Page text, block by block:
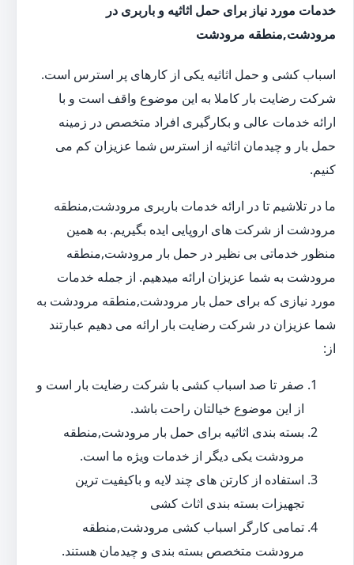
خدمات مورد نیاز برای حمل اثاثیه و باربری در
مرودشت,منطقه مرودشت
اسباب کشی و حمل اثاثیه یکی از کارهای پر استرس است.
شرکت رضایت بار کاملا به این موضوع واقف است و با
ارائه خدمات عالی و بکارگیری افراد متخصص در زمینه
حمل بار و چیدمان اثاثیه از استرس شما عزیزان کم می
کنیم.
ما در تلاشیم تا در ارائه خدمات باربری مرودشت,منطقه
مرودشت از شرکت های اروپایی ایده بگیریم. به همین
منظور خدماتی بی نظیر در حمل بار مرودشت,منطقه
مرودشت به شما عزیزان ارائه میدهیم. از جمله خدمات
مورد نیازی که برای حمل بار مرودشت,منطقه مرودشت به
شما عزیزان در شرکت رضایت بار ارائه می دهیم عبارتند
از:
صفر تا صد اسباب کشی با شرکت رضایت بار است و
از این موضوع خیالتان راحت باشد.
بسته بندی اثاثیه برای حمل بار مرودشت,منطقه
مرودشت یکی دیگر از خدمات ویژه ما است.
استفاده از کارتن های چند لایه و باکیفیت ترین
تجهیزات بسته بندی اثاث کشی
تمامی کارگر اسباب کشی مرودشت,منطقه
مرودشت متخصص بسته بندی و چیدمان هستند.